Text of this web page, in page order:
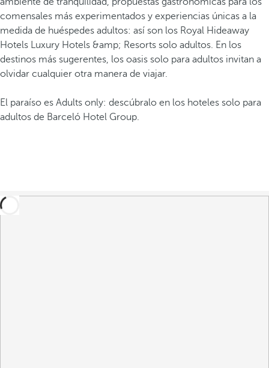
comensales más experimentados y experiencias únicas a la
medida de huéspedes adultos: así son los Royal Hideaway
Hotels Luxury Hotels &amp; Resorts solo adultos. En los
destinos más sugerentes, los oasis solo para adultos invitan a
olvidar cualquier otra manera de viajar.
El paraíso es Adults only: descúbralo en los hoteles solo para
adultos de Barceló Hotel Group.